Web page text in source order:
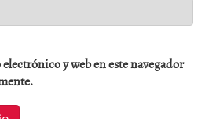
y web en este navegador